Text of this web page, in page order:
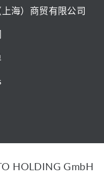
海）商贸有限公司
HOLDING GmbH